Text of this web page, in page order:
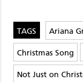
Ariana
Christmas Song
Not Just on